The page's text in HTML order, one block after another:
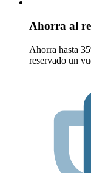
Ahorra al
Ahorra hasta
reservado un